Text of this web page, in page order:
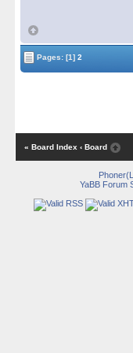
Pages: [1] 2
« Board Index ‹ Board
YaBB Forum